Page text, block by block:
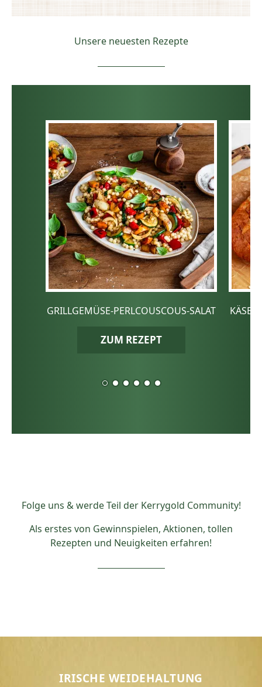
Unsere neuesten Rezepte
GRILLGEMÜSE-PERLCOUSCOUS-SALAT
ZUM REZEPT
KÄSE-
Folge uns & werde Teil der Kerrygold Community!
Als erstes von Gewinnspielen, Aktionen, tollen
Rezepten und Neuigkeiten erfahren!
IRISCHE WEIDEHALTUNG